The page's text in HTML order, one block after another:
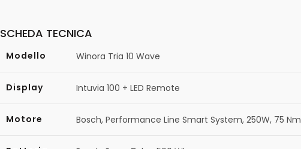
SCHEDA TECNICA
Modello Winora Tria 10 Wave
Display Intuvia 100 + LED Remote
Motore Bosch, Performance Line Smart System, 250W, 75 Nm